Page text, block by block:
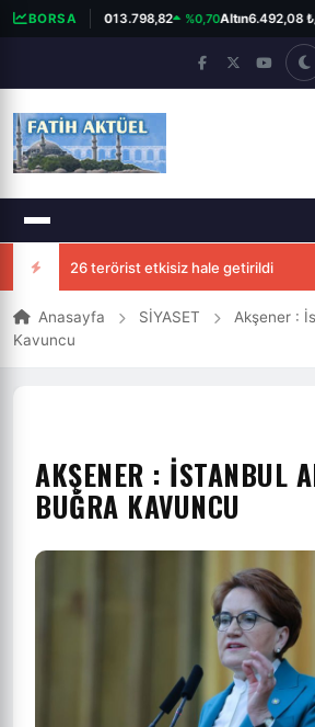
BORSA
BIST 10013.798,82 %0,70Altın6.492,08 ₺/
26 terörist etkisiz hale getirildi
Anasayfa SİYASET
Akşener :
Kavuncu
AKŞENER : İSTANBUL
BUĞRA KAVUNCU